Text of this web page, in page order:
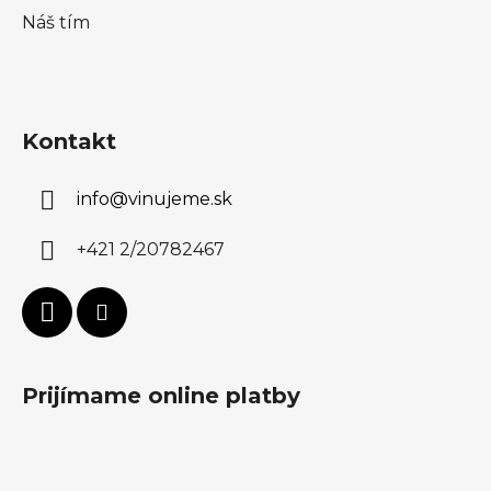
Náš tím
Kontakt
info@vinujeme.sk
+421 2/20782467
Prijímame online platby